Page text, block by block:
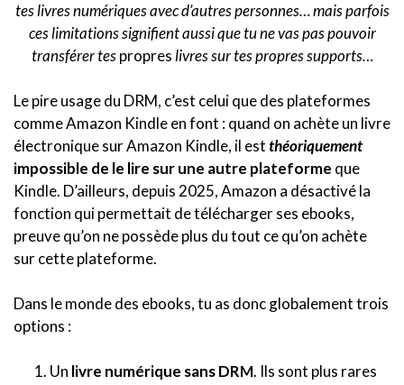
tes livres numériques avec d’autres personnes… mais parfois
ces limitations signifient aussi que tu ne vas pas pouvoir
transférer tespropreslivres sur tes propres supports…
Le pire usage du DRM, c’est celui que des plateformes
comme Amazon Kindle en font : quand on achète un livre
électronique sur Amazon Kindle, il estthéoriquement
impossible de le lire sur une autre plateforme que
Kindle. D’ailleurs, depuis 2025, Amazon a désactivé la
fonction qui permettait de télécharger ses ebooks,
preuve qu’on ne possède plus du tout ce qu’on achète
sur cette plateforme.
Dans le monde des ebooks, tu as donc globalement trois
options :
Un livre numérique sans DRM. Ils sont plus rares